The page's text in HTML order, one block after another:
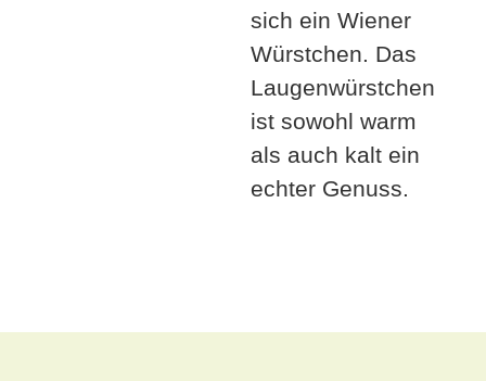
sich ein Wiener
Würstchen. Das
Laugenwürstchen
ist sowohl warm
als auch kalt ein
echter Genuss.